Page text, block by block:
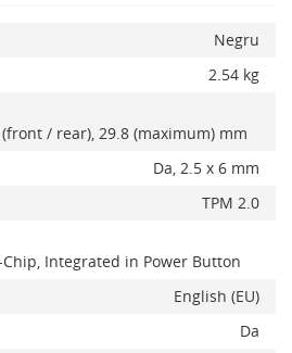
Negru
2.54 kg
/ rear), 29.8 (maximum) mm
Da, 2.5 x 6 mm
TPM 2.0
Integrated in Power Button
English (EU)
Da